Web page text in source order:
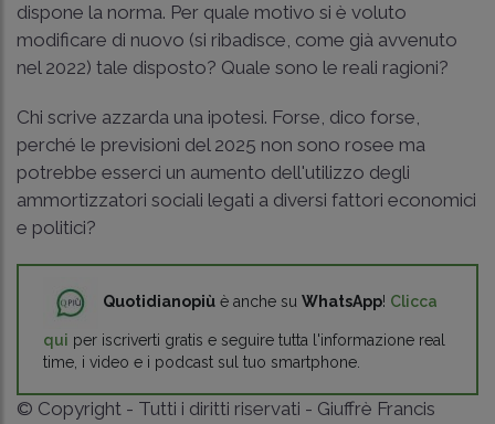
dispone la norma. Per quale motivo si è voluto
modificare di nuovo (si ribadisce, come già avvenuto
nel 2022) tale disposto? Quale sono le reali ragioni?
Chi scrive azzarda una ipotesi. Forse, dico forse,
perché le previsioni del 2025 non sono rosee ma
potrebbe esserci un aumento dell'utilizzo degli
ammortizzatori sociali legati a diversi fattori economici
e politici?
Quotidianopiù è anche su WhatsApp! Clicca
qui per iscriverti gratis e seguire tutta l'informazione real
time, i video e i podcast sul tuo smartphone.
© Copyright - Tutti i diritti riservati - Giuffrè Francis